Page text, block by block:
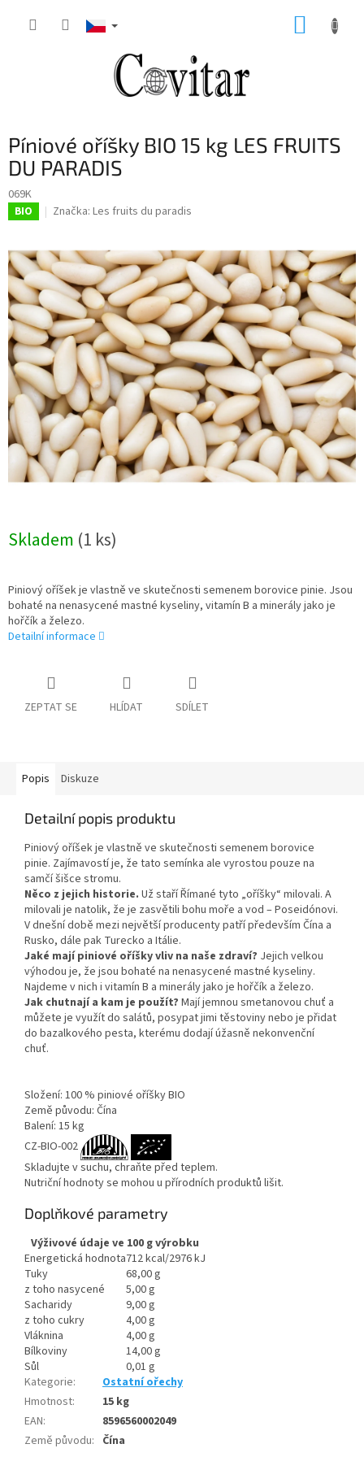
Píniové oříšky BIO 15 kg LES FRUITS
DU PARADIS
069K
BIO Značka: Les fruits du paradis
Skladem (1 ks)
Piniový oříšek je vlastně ve skutečnosti semenem borovice pinie. Jsou
bohaté na nenasycené mastné kyseliny, vitamín B a minerály jako je
hořčík a železo.
Detailní informace
ZEPTAT SE HLÍDAT SDÍLET
Popis Diskuze
Detailní popis produktu
Piniový oříšek je vlastně ve skutečnosti semenem borovice
pinie. Zajímavostí je, že tato semínka ale vyrostou pouze na
samčí šišce stromu.
Něco z jejich historie. Už staří Římané tyto „oříšky“ milovali. A
milovali je natolik, že je zasvětili bohu moře a vod – Poseidónovi.
V dnešní době mezi největší producenty patří především Čína a
Rusko, dále pak Turecko a Itálie.
Jaké mají piniové oříšky vliv na naše zdraví? Jejich velkou
výhodou je, že jsou bohaté na nenasycené mastné kyseliny.
Najdeme v nich i vitamín B a minerály jako je hořčík a železo.
Jak chutnají a kam je použít? Mají jemnou smetanovou chuť a
můžete je využít do salátů, posypat jimi těstoviny nebo je přidat
do bazalkového pesta, kterému dodají úžasně nekonvenční
chuť.
Složení: 100 % piniové oříšky BIO
Země původu: Čína
Balení: 15 kg
CZ-BIO-002
Skladujte v suchu, chraňte před teplem.
Nutriční hodnoty se mohou u přírodních produktů lišit.
Doplňkové parametry
Výživové údaje ve 100 g výrobku
Energetická hodnota712 kcal/2976 kJ
Tuky
68,00 g
z toho nasycené
5,00 g
Sacharidy
9,00 g
z toho cukry
4,00 g
Vláknina
4,00 g
Bílkoviny
14,00 g
Sůl
0,01 g
Kategorie:
Ostatní ořechy
Hmotnost:
15 kg
EAN:
8596560002049
Země původu: Čína